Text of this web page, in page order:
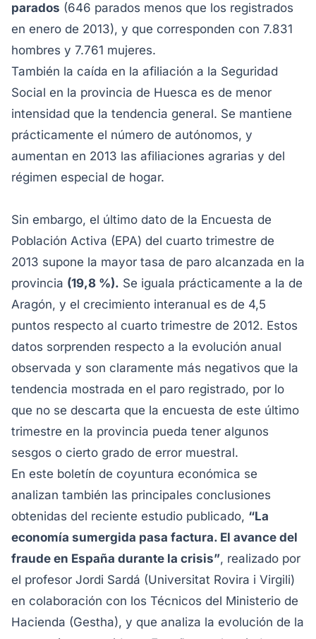
parados (646 parados menos que los registrados
en enero de 2013), y que corresponden con 7.831
hombres y 7.761 mujeres.
También la caída en la afiliación a la Seguridad
Social en la provincia de Huesca es de menor
intensidad que la tendencia general. Se mantiene
prácticamente el número de autónomos, y
aumentan en 2013 las afiliaciones agrarias y del
régimen especial de hogar.
Sin embargo, el último dato de la Encuesta de
Población Activa (EPA) del cuarto trimestre de
2013 supone la mayor tasa de paro alcanzada en la
provincia (19,8 %). Se iguala prácticamente a la de
Aragón, y el crecimiento interanual es de 4,5
puntos respecto al cuarto trimestre de 2012. Estos
datos sorprenden respecto a la evolución anual
observada y son claramente más negativos que la
tendencia mostrada en el paro registrado, por lo
que no se descarta que la encuesta de este último
trimestre en la provincia pueda tener algunos
sesgos o cierto grado de error muestral.
En este boletín de coyuntura económica se
analizan también las principales conclusiones
obtenidas del reciente estudio publicado, “La
economía sumergida pasa factura. El avance del
fraude en España durante la crisis”, realizado por
el profesor Jordi Sardá (Universitat Rovira i Virgili)
en colaboración con los Técnicos del Ministerio de
Hacienda (Gestha), y que analiza la evolución de la